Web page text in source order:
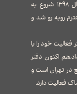
باشد که توسط خانم ملیحه سلطانی در سال ۱۳۹۸ شروع به
روبه رو شد و
خود را با
اکنون دفتر
در تهران است و
فعالیت دارد.